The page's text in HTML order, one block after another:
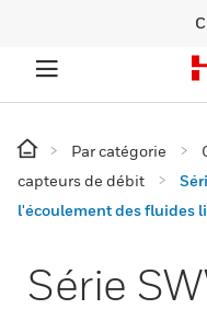
Par catégorie
capteurs de débit
l'écoulement des fluides
Série